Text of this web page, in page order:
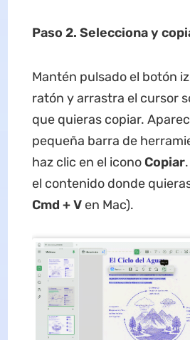
Paso 2. Selecciona y
Mantén pulsado el botón
ratón y arrastra el cursor
que quieras copiar.
pequeña barra de
haz clic en el icono Copiar
el contenido donde
Cmd + Ven Mac).